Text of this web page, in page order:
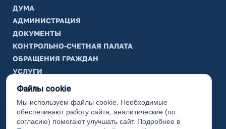
ДУМА
АДМИНИСТРАЦИЯ
ДОКУМЕНТЫ
КОНТРОЛЬНО-СЧЕТНАЯ ПАЛАТА
ОБРАЩЕНИЯ ГРАЖДАН
УСЛУГИ
ТИК
ИНФОРМАЦИЯ
Законодательная карта
Файлы cookie
Мы используем файлы cookie. Необходимые
обеспечивают работу сайта, аналитические (по
согласию) помогают улучшать сайт. Подробнее в